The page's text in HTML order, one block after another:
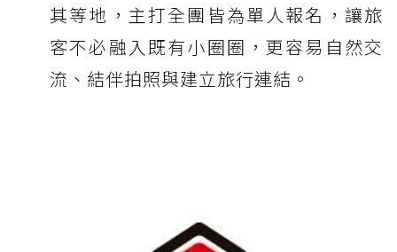
其等地，主打全團皆為單人報名，讓旅
客不必融入既有小圈圈，更容易自然交
流、結伴拍照與建立旅行連結。